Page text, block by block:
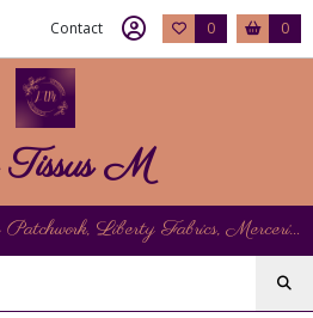
Contact 0 0
M
Boutique en ligne de Tissus Patchwork, Liberty Fabrics, Mercerie et Matériel de Point de Croix